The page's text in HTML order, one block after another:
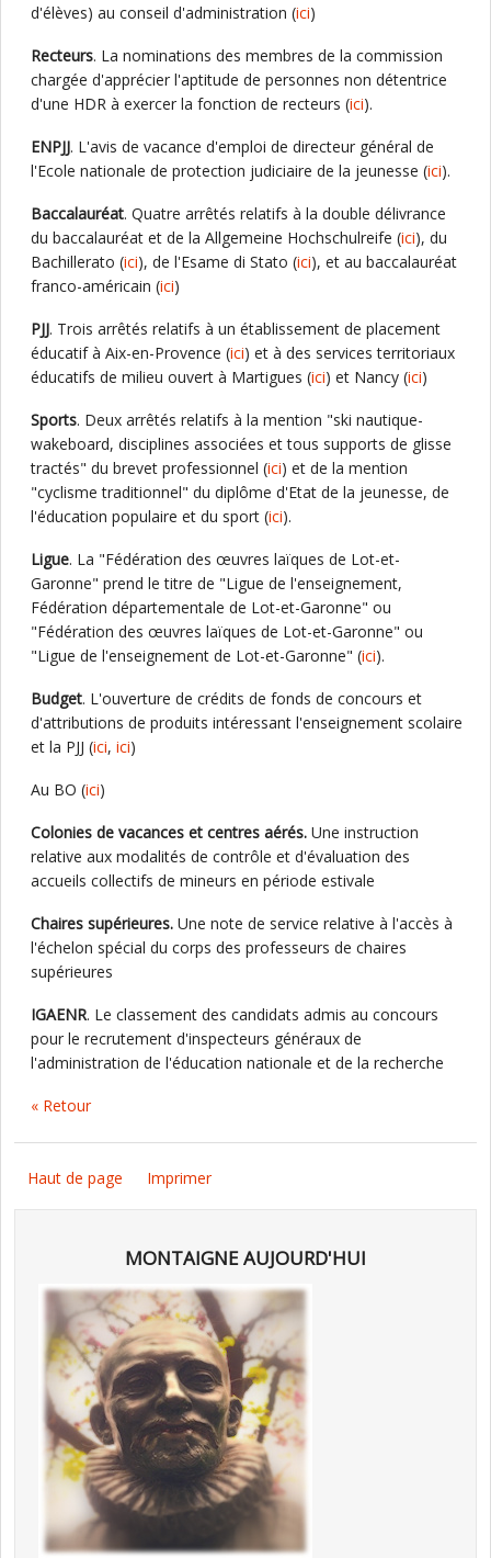
d'élèves) au conseil d'administration (ici)
Recteurs. La nominations des membres de la commission
chargée d'apprécier l'aptitude de personnes non détentrice
d'une HDR à exercer la fonction de recteurs (ici).
ENPJJ. L'avis de vacance d'emploi de directeur général de
l'Ecole nationale de protection judiciaire de la jeunesse (ici).
Baccalauréat. Quatre arrêtés relatifs à la double délivrance
du baccalauréat et de la Allgemeine Hochschulreife (ici), du
Bachillerato (ici), de l'Esame di Stato (ici), et au baccalauréat
franco-américain (ici)
PJJ. Trois arrêtés relatifs à un établissement de placement
éducatif à Aix-en-Provence (ici) et à des services territoriaux
éducatifs de milieu ouvert à Martigues (ici) et Nancy (ici)
Sports. Deux arrêtés relatifs à la mention "ski nautique-
wakeboard, disciplines associées et tous supports de glisse
tractés" du brevet professionnel (ici) et de la mention
"cyclisme traditionnel" du diplôme d'Etat de la jeunesse, de
l'éducation populaire et du sport (ici).
Ligue. La "Fédération des œuvres laïques de Lot-et-
Garonne" prend le titre de "Ligue de l'enseignement,
Fédération départementale de Lot-et-Garonne" ou
"Fédération des œuvres laïques de Lot-et-Garonne" ou
"Ligue de l'enseignement de Lot-et-Garonne" (ici).
Budget. L'ouverture de crédits de fonds de concours et
d'attributions de produits intéressant l'enseignement scolaire
et la PJJ (ici, ici)
Au BO (ici)
Colonies de vacances et centres aérés. Une instruction
relative aux modalités de contrôle et d'évaluation des
accueils collectifs de mineurs en période estivale
Chaires supérieures. Une note de service relative à l'accès à
l'échelon spécial du corps des professeurs de chaires
supérieures
IGAENR. Le classement des candidats admis au concours
pour le recrutement d'inspecteurs généraux de
l'administration de l'éducation nationale et de la recherche
« Retour
Haut de page Imprimer
MONTAIGNE AUJOURD'HUI